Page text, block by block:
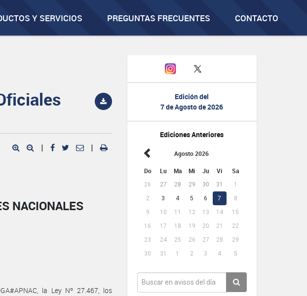
Y SERVICIOS PREGUNTAS FRECUENTES CONTACTO
Edición del
7 de Agosto de 2026
Ediciones Anteriores
Agosto 2026
Do Lu Ma Mi Ju Vi Sa
26 27 28 29 30 31
1
2
3 4 5 6 7
8
9
10 11 12 13 14
15
16
17 18 19 20 21
22
23
24 25 26 27 28
29
30
31 1 2 3 4 5
| |
NACIONALES
la Ley Nº 27.467, los